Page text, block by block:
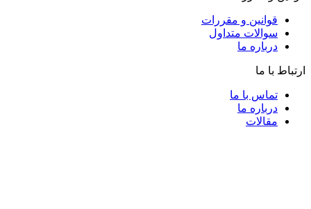
قوانین و مقررات
سوالات متداول
درباره ما
ارتباط با ما
تماس با ما
درباره ما
مقالات